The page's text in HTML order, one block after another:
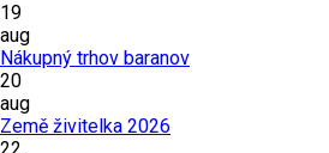
19
aug
Nákupný trhov baranov
20
aug
Země živitelka 2026